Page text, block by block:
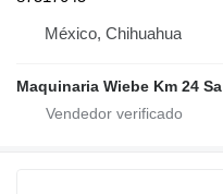
México, Chihuahua
Maquinaria Wiebe Km 24 Sa